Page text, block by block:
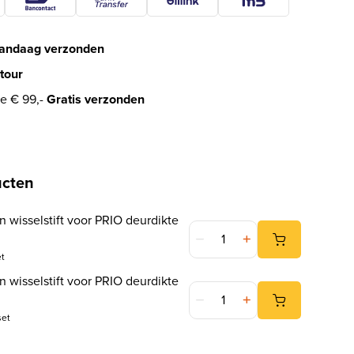
verzonden
€ 99,-Gratis verzonden
wisselstift voor PRIO deurdikte
€ 14,87.
Set schroeven en wisselstift
wisselstift voor PRIO deurdikte
€ 26,66.
Set schroeven en wisselstift